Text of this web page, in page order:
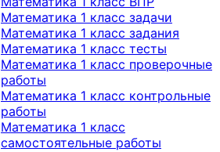
Математика 1 класс задачи
Математика 1 класс задания
Математика 1 класс тесты
Математика 1 класс проверочные
работы
Математика 1 класс контрольные
работы
Математика 1 класс
самостоятельные работы